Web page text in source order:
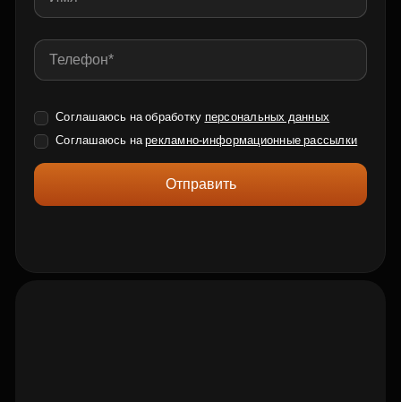
Соглашаюсь на обработку персональных данных
Соглашаюсь нарекламно-информационные рассылки
Отправить